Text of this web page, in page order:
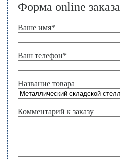
Форма online заказа
Ваше имя*
Ваш телефон*
Название товара
Комментарий к заказу